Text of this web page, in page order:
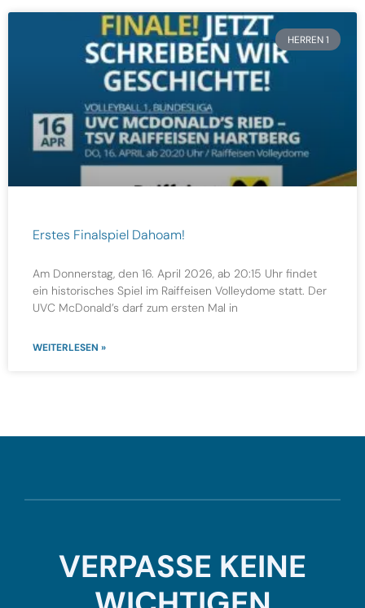
HERREN 1
Erstes Finalspiel Dahoam!
Am Donnerstag, den 16. April 2026, ab 20:15 Uhr findet
ein historisches Spiel im Raiffeisen Volleydome statt. Der
UVC McDonald’s darf zum ersten Mal in
WEITERLESEN »
VERPASSE KEINE